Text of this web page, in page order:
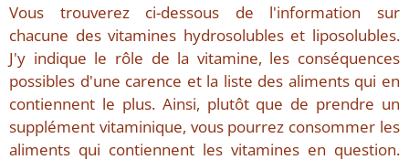
Vous trouverez ci-dessous de l'information sur
chacune des vitamines hydrosolubles et liposolubles.
J'y indique le rôle de la vitamine, les conséquences
possibles d'une carence et la liste des aliments qui en
contiennent le plus. Ainsi, plutôt que de prendre un
supplément vitaminique, vous pourrez consommer les
aliments qui contiennent les vitamines en question.